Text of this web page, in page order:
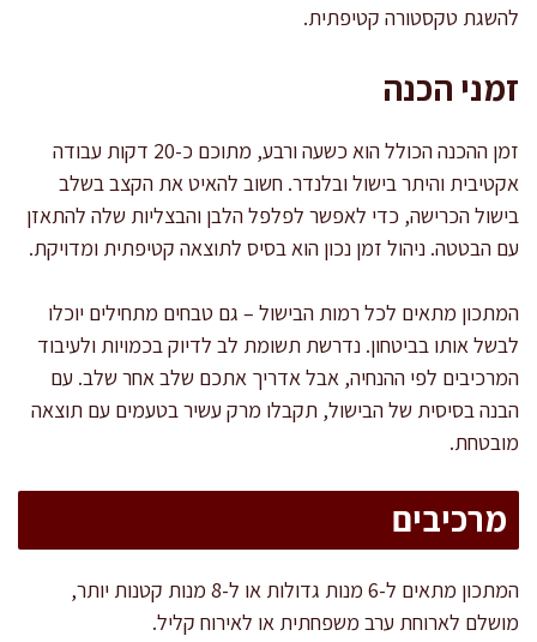
להשגת טקסטורה קטיפתית.
זמני הכנה
זמן ההכנה הכולל הוא כשעה ורבע, מתוכם כ-20 דקות עבודה
אקטיבית והיתר בישול ובלנדר. חשוב להאיט את הקצב בשלב
בישול הכרישה, כדי לאפשר לפלפל הלבן והבצליות שלה להתאזן
עם הבטטה. ניהול זמן נכון הוא בסיס לתוצאה קטיפתית ומדויקת.
המתכון מתאים לכל רמות הבישול – גם טבחים מתחילים יוכלו
לבשל אותו בביטחון. נדרשת תשומת לב לדיוק בכמויות ולעיבוד
המרכיבים לפי ההנחיה, אבל אדריך אתכם שלב אחר שלב. עם
הבנה בסיסית של הבישול, תקבלו מרק עשיר בטעמים עם תוצאה
מובטחת.
מרכיבים
המתכון מתאים ל-6 מנות גדולות או ל-8 מנות קטנות יותר,
מושלם לארוחת ערב משפחתית או לאירוח קליל.